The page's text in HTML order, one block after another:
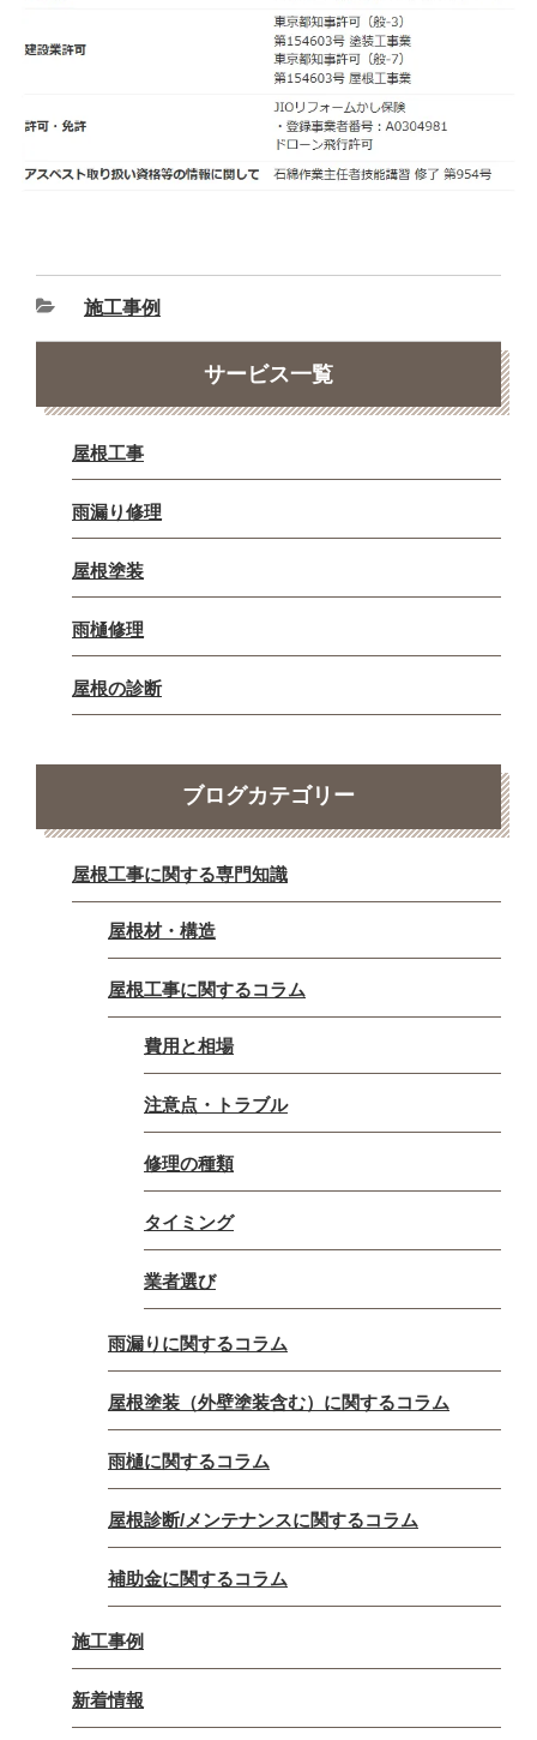
施工事例
サービス一覧
屋根工事
雨漏り修理
屋根塗装
雨樋修理
屋根の診断
ブログカテゴリー
屋根工事に関する専門知識
屋根材・構造
屋根工事に関するコラム
費用と相場
注意点・トラブル
修理の種類
タイミング
業者選び
雨漏りに関するコラム
屋根塗装（外壁塗装含む）に関するコラム
雨樋に関するコラム
屋根診断/メンテナンスに関するコラム
補助金に関するコラム
施工事例
新着情報